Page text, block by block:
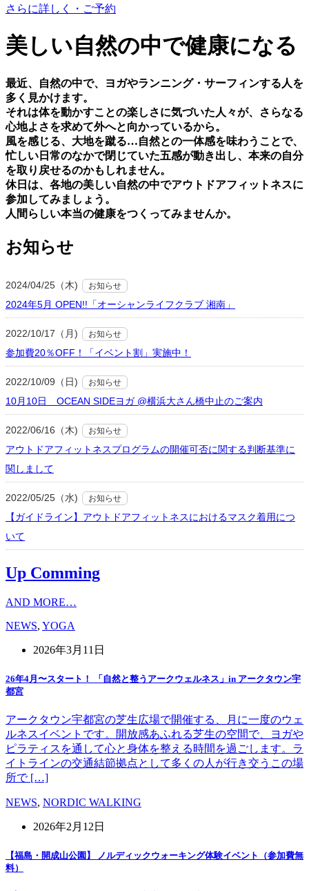
さらに詳しく・ご予約
美しい⾃然の中で健康になる
最近、⾃然の中で、ヨガやランニング・サーフィンする⼈を
多く⾒かけます。
それは体を動かすことの楽しさに気づいた⼈々が、さらなる
⼼地よさを求めて外へと向かっているから。
⾵を感じる、⼤地を蹴る…⾃然との⼀体感を味わうことで、
忙しい⽇常のなかで閉じていた五感が動き出し、本来の⾃分
を取り戻せるのかもしれません。
休⽇は、各地の美しい⾃然の中でアウトドアフィットネスに
参加してみましょう。
⼈間らしい本当の健康をつくってみませんか。
お知らせ
2024/04/25（木) お知らせ
2024年5月 OPEN!!「オーシャンライフクラブ 湘南」
2022/10/17（月) お知らせ
参加費20％OFF！「イベント割」実施中！
2022/10/09（日) お知らせ
10月10日 OCEAN SIDEヨガ @横浜大さん橋中止のご案内
2022/06/16（木) お知らせ
アウトドアフィットネスプログラムの開催可否に関する判断基準に
関しまして
2022/05/25（水) お知らせ
【ガイドライン】アウトドアフィットネスにおけるマスク着用につ
いて
Up Comming
AND MORE…
NEWS, YOGA
2026年3月11日
26年4月〜スタート！ 「自然と整うアークウェルネス」in アークタウン宇
都宮
アークタウン宇都宮の芝生広場で開催する、月に一度のウェ
ルネスイベントです。開放感あふれる芝生の空間で、ヨガや
ピラティスを通して心と身体を整える時間を過ごします。ラ
イトラインの交通結節拠点として多くの人が行き交うこの場
所で […]
NEWS, NORDIC WALKING
2026年2月12日
【福島・開成山公園】 ノルディックウォーキング体験イベント（参加費無
料）